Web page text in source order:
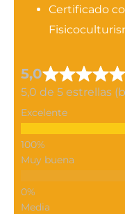
Certificado
5,0
5,0 de 5 estrellas
Excelente
Muy buena
Media